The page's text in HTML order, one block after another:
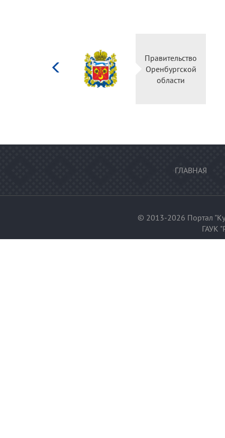
Министерство
культуры
Российской
федерации
ГЛАВНАЯ
© 2013-2026 Портал
ГАУК